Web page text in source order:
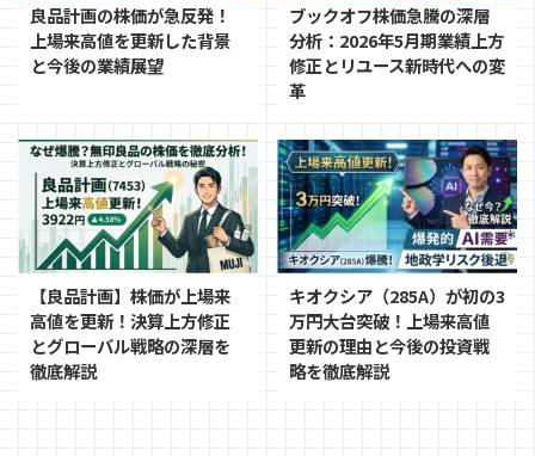
良品計画の株価が急反発！
上場来高値を更新した背景
と今後の業績展望
ブックオフ株価急騰の深層
分析：2026年5月期業績上方
修正とリユース新時代への変
革
【良品計画】株価が上場来
高値を更新！決算上方修正
とグローバル戦略の深層を
徹底解説
キオクシア（285A）が初の3
万円大台突破！上場来高値
更新の理由と今後の投資戦
略を徹底解説